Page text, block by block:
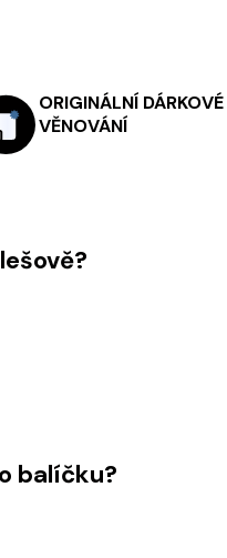
ORIGINÁLNÍ DÁRKOVÉ
VĚNOVÁNÍ
balíčku?